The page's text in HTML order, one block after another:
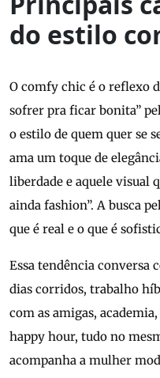
do estilo
O comfy chic é o reflexo
sofrer pra ficar bonita”
o estilo de quem quer se
ama um toque de
liberdade e aquele visual
ainda fashion”. A busca
que é real e o que é
Essa tendência conversa
dias corridos, trabalho
com as amigas,
happy hour, tudo no
acompanha a mulher